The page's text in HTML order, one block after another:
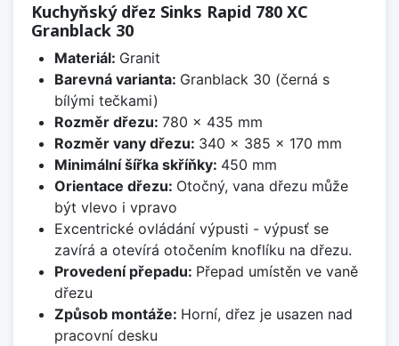
Kuchyňský dřez Sinks Rapid 780 XC
Granblack 30
Materiál: Granit
Barevná varianta: Granblack 30 (černá s
bílými tečkami)
Rozměr dřezu: 780 x 435 mm
Rozměr vany dřezu: 340 x 385 x 170 mm
Minimální šířka skříňky: 450 mm
Orientace dřezu: Otočný, vana dřezu může
být vlevo i vpravo
Excentrické ovládání výpusti - výpusť se
zavírá a otevírá otočením knoflíku na dřezu.
Provedení přepadu: Přepad umístěn ve vaně
dřezu
Způsob montáže: Horní, dřez je usazen nad
pracovní desku